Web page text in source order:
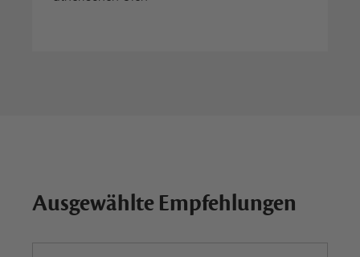
Ausgewählte Empfehlungen